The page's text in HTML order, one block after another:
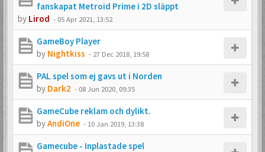
fanskapat Metroid Prime i 2D släppt
by Lirod - 05 Apr 2021, 13:52
GameBoy Player
by Nightkiss - 27 Dec 2018, 19:58
PAL spel som ej gavs ut i Norden
by Dark2 - 08 Jun 2020, 09:35
GameCube reklam och dylikt.
byAndiOne - 10 Jan 2019, 13:38
Gamecube - Inplastade spel